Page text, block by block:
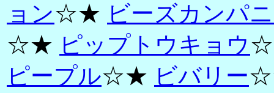
ョン☆★ ビーズカンパ
☆★ ピップトウキョウ
ピープル☆★ ビバリー